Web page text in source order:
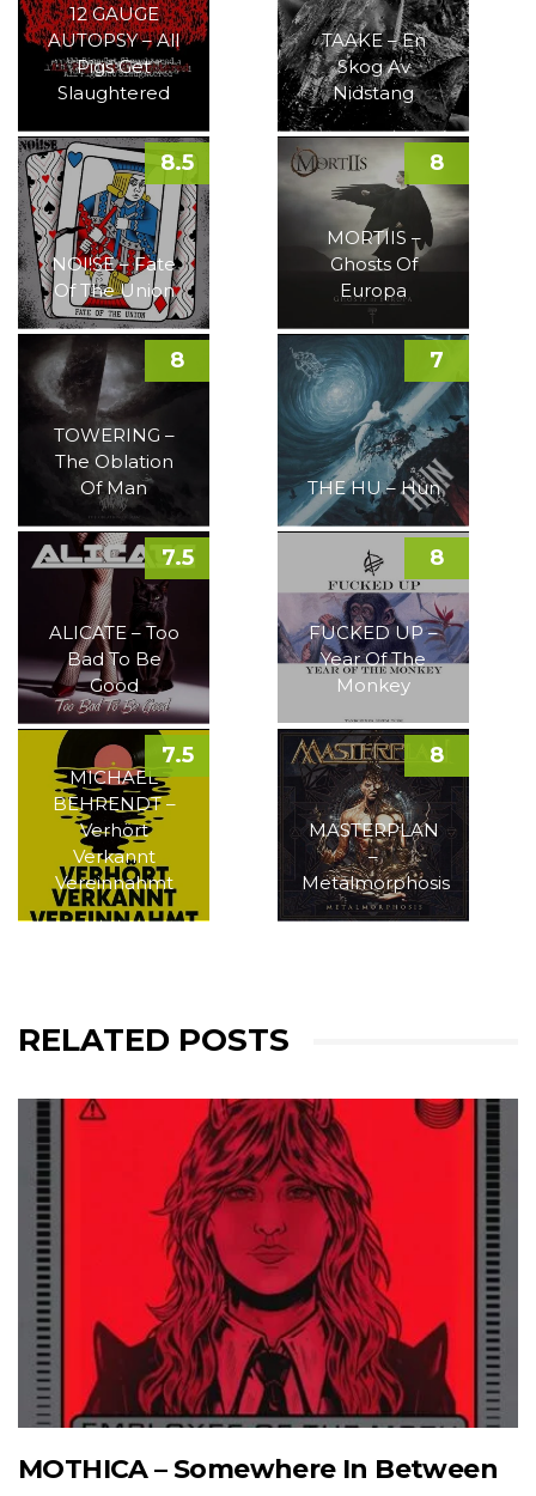
12 GAUGE
AUTOPSY – All
Pigs Get
Slaughtered
TAAKE – En
Skog Av
Nidstang
NOI!SE – Fate
Of The Union
8.5
MORTIIS –
Ghosts Of
Europa
8
TOWERING –
The Oblation
Of Man
8
THE HU – Hun
7
ALICATE – Too
Bad To Be
Good
7.5
FUCKED UP –
Year Of The
Monkey
8
MICHAEL
BEHRENDT –
Verhört
Verkannt
Vereinnahmt
7.5
MASTERPLAN
–
Metalmorphosis
8
RELATED POSTS
MOTHICA – Somewhere In Between